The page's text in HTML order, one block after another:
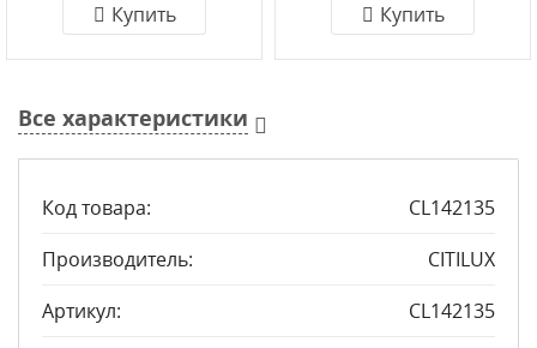
Купить Купить
Все характеристики
Код товара:
CL142135
Производитель:
CITILUX
Артикул:
CL142135